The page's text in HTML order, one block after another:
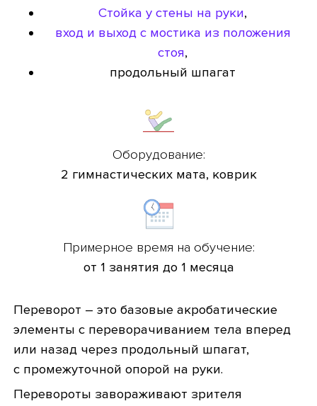
Стойка у стены на руки,
вход и выход с мостика из положения
стоя,
продольный шпагат
Оборудование:
2 гимнастических мата, коврик
Примерное время на обучение:
от 1 занятия до 1 месяца
Переворот – это базовые акробатические
элементы с переворачиванием тела вперед
или назад через продольный шпагат,
с промежуточной опорой на руки.
Перевороты завораживают зрителя